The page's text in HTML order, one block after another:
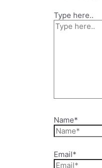
Type here..
Name*
Email*